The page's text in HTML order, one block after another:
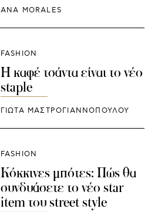
ANA MORALES
FASHION
Η καφέ τσάντα είναι το νέο
staple
ΓΙΩΤΑ ΜΑΣΤΡΟΓΙΑΝΝΟΠΟΥΛΟΥ
FASHION
Κόκκινες μπότες: Πώς θα
συνδυάσετε τo νέο star
item του street style